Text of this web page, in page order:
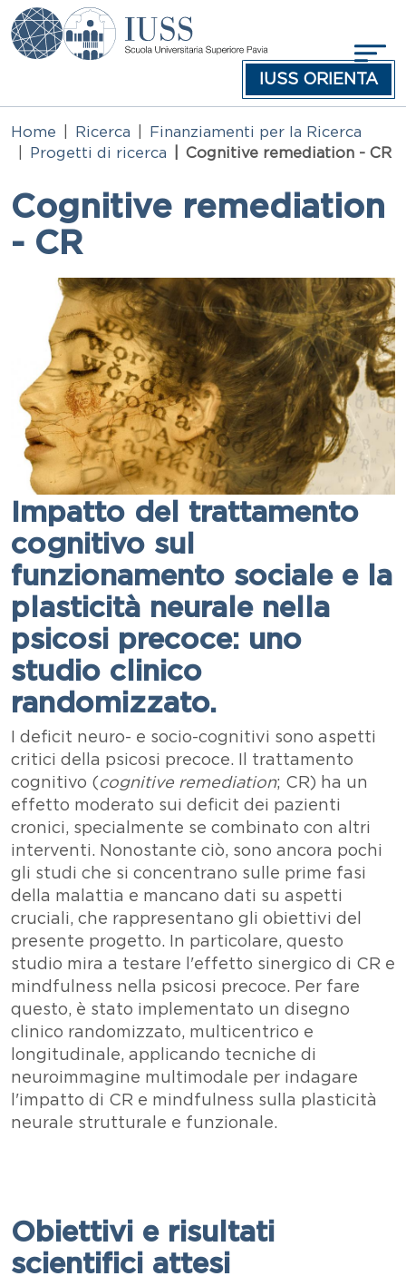
Salta al contenuto principale
IUSS ORIENTA
Home Ricerca
Finanziamenti per la Ricerca
Progetti di ricerca
Cognitive remediation - CR
Cognitive remediation
- CR
Immagine
Impatto del trattamento
cognitivo sul
funzionamento sociale e la
plasticità neurale nella
psicosi precoce: uno
studio clinico
randomizzato.
Testo
I deficit neuro- e socio-cognitivi sono aspetti
critici della psicosi precoce. Il trattamento
cognitivo (cognitive remediation; CR) ha un
effetto moderato sui deficit dei pazienti
cronici, specialmente se combinato con altri
interventi. Nonostante ciò, sono ancora pochi
gli studi che si concentrano sulle prime fasi
della malattia e mancano dati su aspetti
cruciali, che rappresentano gli obiettivi del
presente progetto. In particolare, questo
studio mira a testare l'effetto sinergico di CR e
mindfulness nella psicosi precoce. Per fare
questo, è stato implementato un disegno
clinico randomizzato, multicentrico e
longitudinale, applicando tecniche di
neuroimmagine multimodale per indagare
l'impatto di CR e mindfulness sulla plasticità
neurale strutturale e funzionale.
Obiettivi e risultati
scientifici attesi